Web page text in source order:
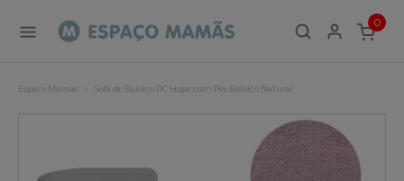
0
ITEMS
Espaço Mamãs Sofá de Baloiço DC Hope com Pés Baloiço Natural